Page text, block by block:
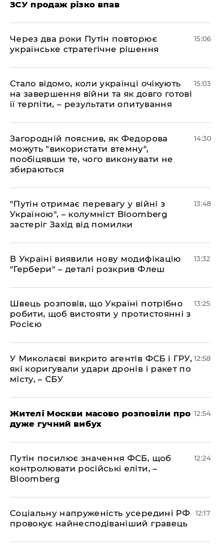
ЗСУ продаж різко впав
Через два роки Путін повторює
українське стратегічне рішення
15:06
Стало відомо, коли українці очікують
на завершення війни та як довго готові
її терпіти, – результати опитування
15:03
Загородній пояснив, як Федорова
можуть "використати втемну",
пообіцявши те, чого виконувати не
збираються
14:30
"Путін отримає перевагу у війні з
Україною", – колумніст Bloomberg
застеріг Захід від помилки
13:48
В Україні виявили нову модифікацію
"Гербери" – деталі розкрив Флеш
13:32
Швець розповів, що Україні потрібно
робити, щоб вистояти у протистоянні з
Росією
13:25
У Миколаєві викрито агентів ФСБ і ГРУ,
які коригували удари дронів і ракет по
місту, – СБУ
12:58
Жителі Москви масово розповіли про
дуже гучний вибух
12:54
Путін посилює значення ФСБ, щоб
контролювати російські еліти, –
Bloomberg
12:24
Соціальну напруженість усередині РФ
провокує найнесподіваніший гравець
12:17